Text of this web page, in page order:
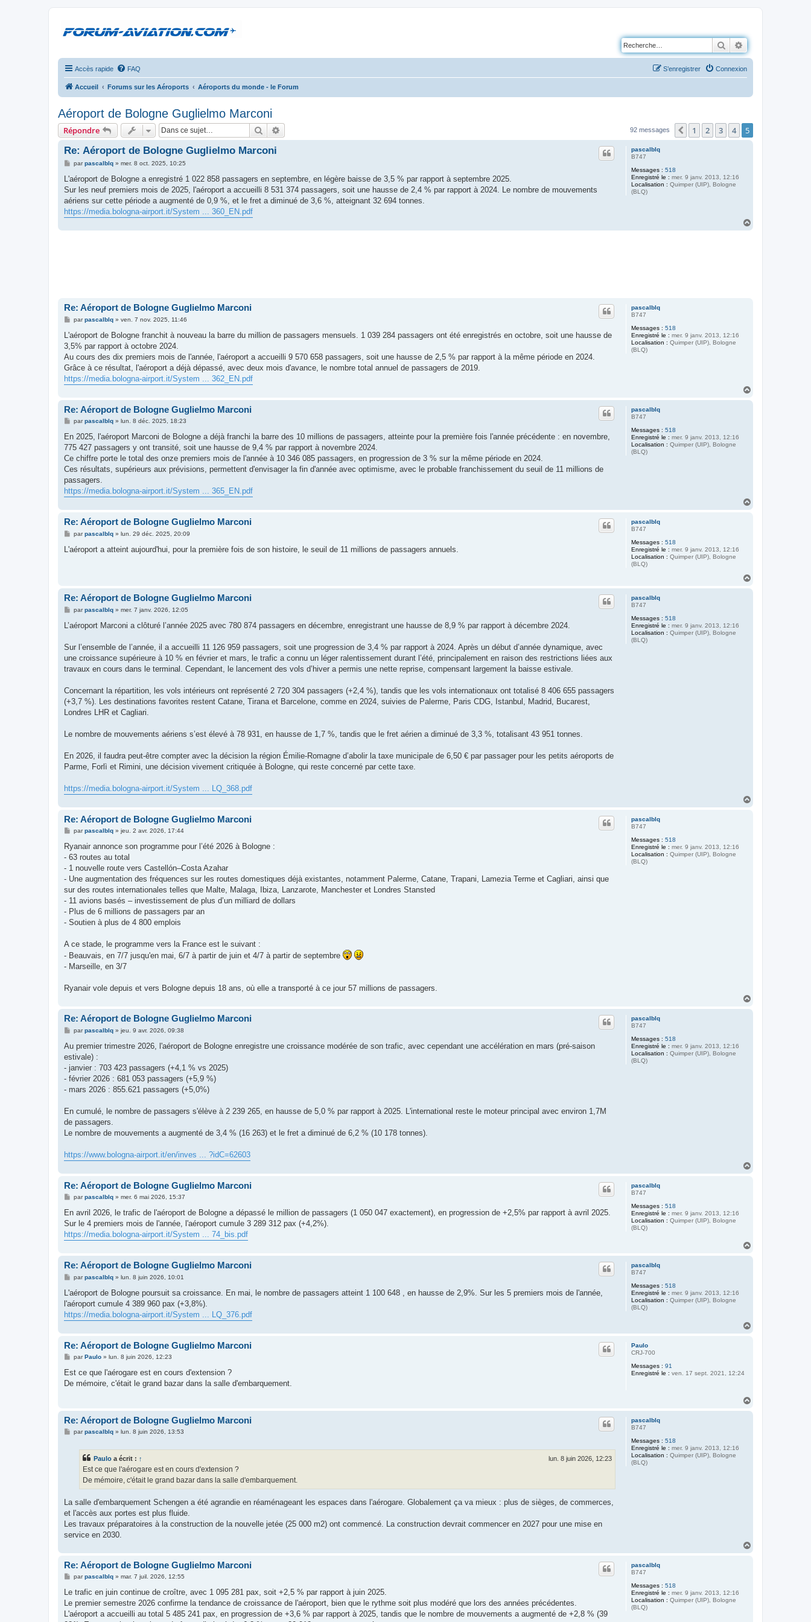
Rechercher
Accès rapide FAQ Connexion
S’enregistrer
Accueil Forums sur les Aéroports Aéroports du monde - le Forum
Aéroport de Bologne Guglielmo Marconi
Répondre Rechercher 92 messages Précédente
1 2 3 4 5
pascalblq
B747
Messages : 518
Enregistré le : mer. 9 janv. 2013, 12:16
Localisation : Quimper (UIP), Bologne
(BLQ)
Re: Aéroport de Bologne Guglielmo Marconi
M
s
a
g
parpascalblq» mer. 8 oct. 2025, 10:25
L'aéroport de Bologne a enregistré 1 022 858 passagers en septembre, en légère baisse de 3,5 % par rapport à septembre 2025.
Sur les neuf premiers mois de 2025, l'aéroport a accueilli 8 531 374 passagers, soit une hausse de 2,4 % par rapport à 2024. Le nombre de mouvements
aériens sur cette période a augmenté de 0,9 %, et le fret a diminué de 3,6 %, atteignant 32 694 tonnes.
https://media.bologna-airport.it/System ... 360_EN.pdf
pascalblq
B747
Messages : 518
Enregistré le : mer. 9 janv. 2013, 12:16
Localisation : Quimper (UIP), Bologne
(BLQ)
Re: Aéroport de Bologne Guglielmo Marconi
M
s
a
g
parpascalblq» ven. 7 nov. 2025, 11:46
L'aéroport de Bologne franchit à nouveau la barre du million de passagers mensuels. 1 039 284 passagers ont été enregistrés en octobre, soit une hausse de
3,5% par rapport à octobre 2024.
Au cours des dix premiers mois de l'année, l'aéroport a accueilli 9 570 658 passagers, soit une hausse de 2,5 % par rapport à la même période en 2024.
Grâce à ce résultat, l'aéroport a déjà dépassé, avec deux mois d'avance, le nombre total annuel de passagers de 2019.
https://media.bologna-airport.it/System ... 362_EN.pdf
pascalblq
B747
Messages : 518
Enregistré le : mer. 9 janv. 2013, 12:16
Localisation : Quimper (UIP), Bologne
(BLQ)
Re: Aéroport de Bologne Guglielmo Marconi
M
s
a
g
parpascalblq» lun. 8 déc. 2025, 18:23
En 2025, l'aéroport Marconi de Bologne a déjà franchi la barre des 10 millions de passagers, atteinte pour la première fois l'année précédente : en novembre,
775 427 passagers y ont transité, soit une hausse de 9,4 % par rapport à novembre 2024.
Ce chiffre porte le total des onze premiers mois de l'année à 10 346 085 passagers, en progression de 3 % sur la même période en 2024.
Ces résultats, supérieurs aux prévisions, permettent d'envisager la fin d'année avec optimisme, avec le probable franchissement du seuil de 11 millions de
passagers.
https://media.bologna-airport.it/System ... 365_EN.pdf
pascalblq
B747
Messages : 518
Enregistré le : mer. 9 janv. 2013, 12:16
Localisation : Quimper (UIP), Bologne
(BLQ)
Re: Aéroport de Bologne Guglielmo Marconi
M
s
parpascalblq» lun. 29 déc. 2025, 20:09
L'aéroport a atteint aujourd'hui, pour la première fois de son histoire, le seuil de 11 millions de passagers annuels.
pascalblq
B747
Messages : 518
Enregistré le : mer. 9 janv. 2013, 12:16
Localisation : Quimper (UIP), Bologne
(BLQ)
Re: Aéroport de Bologne Guglielmo Marconi
M
s
g
parpascalblq» mer. 7 janv. 2026, 12:05
L’aéroport Marconi a clôturé l’année 2025 avec 780 874 passagers en décembre, enregistrant une hausse de 8,9 % par rapport à décembre 2024.
Sur l’ensemble de l’année, il a accueilli 11 126 959 passagers, soit une progression de 3,4 % par rapport à 2024. Après un début d’année dynamique, avec
une croissance supérieure à 10 % en février et mars, le trafic a connu un léger ralentissement durant l’été, principalement en raison des restrictions liées aux
travaux en cours dans le terminal. Cependant, le lancement des vols d’hiver a permis une nette reprise, compensant largement la baisse estivale.
Concernant la répartition, les vols intérieurs ont représenté 2 720 304 passagers (+2,4 %), tandis que les vols internationaux ont totalisé 8 406 655 passagers
(+3,7 %). Les destinations favorites restent Catane, Tirana et Barcelone, comme en 2024, suivies de Palerme, Paris CDG, Istanbul, Madrid, Bucarest,
Londres LHR et Cagliari.
Le nombre de mouvements aériens s’est élevé à 78 931, en hausse de 1,7 %, tandis que le fret aérien a diminué de 3,3 %, totalisant 43 951 tonnes.
En 2026, il faudra peut-être compter avec la décision la région Émilie-Romagne d’abolir la taxe municipale de 6,50 € par passager pour les petits aéroports de
Parme, Forlì et Rimini, une décision vivement critiquée à Bologne, qui reste concerné par cette taxe.
https://media.bologna-airport.it/System ... LQ_368.pdf
pascalblq
B747
Messages : 518
Enregistré le : mer. 9 janv. 2013, 12:16
Localisation : Quimper (UIP), Bologne
(BLQ)
Re: Aéroport de Bologne Guglielmo Marconi
M
s
s
a
g
parpascalblq» jeu. 2 avr. 2026, 17:44
Ryanair annonce son programme pour l’été 2026 à Bologne :
- 63 routes au total
- 1 nouvelle route vers Castellón–Costa Azahar
- Une augmentation des fréquences sur les routes domestiques déjà existantes, notamment Palerme, Catane, Trapani, Lamezia Terme et Cagliari, ainsi que
sur des routes internationales telles que Malte, Malaga, Ibiza, Lanzarote, Manchester et Londres Stansted
- 11 avions basés – investissement de plus d’un milliard de dollars
- Plus de 6 millions de passagers par an
- Soutien à plus de 4 800 emplois
A ce stade, le programme vers la France est le suivant :
- Beauvais, en 7/7 jusqu'en mai, 6/7 à partir de juin et 4/7 à partir de septembre
- Marseille, en 3/7
Ryanair vole depuis et vers Bologne depuis 18 ans, où elle a transporté à ce jour 57 millions de passagers.
pascalblq
B747
Messages : 518
Enregistré le : mer. 9 janv. 2013, 12:16
Localisation : Quimper (UIP), Bologne
(BLQ)
Re: Aéroport de Bologne Guglielmo Marconi
M
s
a
g
parpascalblq» jeu. 9 avr. 2026, 09:38
Au premier trimestre 2026, l'aéroport de Bologne enregistre une croissance modérée de son trafic, avec cependant une accélération en mars (pré-saison
estivale) :
- janvier : 703 423 passagers (+4,1 % vs 2025)
- février 2026 : 681 053 passagers (+5,9 %)
- mars 2026 : 855.621 passagers (+5,0%)
En cumulé, le nombre de passagers s'élève à 2 239 265, en hausse de 5,0 % par rapport à 2025. L'international reste le moteur principal avec environ 1,7M
de passagers.
Le nombre de mouvements a augmenté de 3,4 % (16 263) et le fret a diminué de 6,2 % (10 178 tonnes).
https://www.bologna-airport.it/en/inves ... ?idC=62603
pascalblq
B747
Messages : 518
Enregistré le : mer. 9 janv. 2013, 12:16
Localisation : Quimper (UIP), Bologne
(BLQ)
Re: Aéroport de Bologne Guglielmo Marconi
M
s
a
g
e
parpascalblq» mer. 6 mai 2026, 15:37
En avril 2026, le trafic de l'aéroport de Bologne a dépassé le million de passagers (1 050 047 exactement), en progression de +2,5% par rapport à avril 2025.
Sur le 4 premiers mois de l'année, l'aéroport cumule 3 289 312 pax (+4,2%).
https://media.bologna-airport.it/System ... 74_bis.pdf
pascalblq
B747
Messages : 518
Enregistré le : mer. 9 janv. 2013, 12:16
Localisation : Quimper (UIP), Bologne
(BLQ)
Re: Aéroport de Bologne Guglielmo Marconi
M
s
a
g
e
parpascalblq» lun. 8 juin 2026, 10:01
L'aéroport de Bologne poursuit sa croissance. En mai, le nombre de passagers atteint 1 100 648 , en hausse de 2,9%. Sur les 5 premiers mois de l'année,
l'aéroport cumule 4 389 960 pax (+3,8%).
https://media.bologna-airport.it/System ... LQ_376.pdf
Paulo
CRJ-700
Messages : 91
Enregistré le : ven. 17 sept. 2021, 12:24
Re: Aéroport de Bologne Guglielmo Marconi
M
s
a
parPaulo» lun. 8 juin 2026, 12:23
Est ce que l'aérogare est en cours d'extension ?
De mémoire, c'était le grand bazar dans la salle d'embarquement.
pascalblq
B747
Messages : 518
Enregistré le : mer. 9 janv. 2013, 12:16
Localisation : Quimper (UIP), Bologne
(BLQ)
Re: Aéroport de Bologne Guglielmo Marconi
Mparpascalblq» lun. 8 juin 2026, 13:53
Paulo a écrit : ↑ lun. 8 juin 2026, 12:23
Est ce que l'aérogare est en cours d'extension ?
De mémoire, c'était le grand bazar dans la salle d'embarquement.
La salle d'embarquement Schengen a été agrandie en réaménageant les espaces dans l'aérogare. Globalement ça va mieux : plus de sièges, de commerces,
et l'accès aux portes est plus fluide.
Les travaux préparatoires à la construction de la nouvelle jetée (25 000 m2) ont commencé. La construction devrait commencer en 2027 pour une mise en
service en 2030.
pascalblq
B747
Messages : 518
Enregistré le : mer. 9 janv. 2013, 12:16
Localisation : Quimper (UIP), Bologne
(BLQ)
Re: Aéroport de Bologne Guglielmo Marconi
M
s
a
g
parpascalblq» mar. 7 juil. 2026, 12:55
Le trafic en juin continue de croître, avec 1 095 281 pax, soit +2,5 % par rapport à juin 2025.
Le premier semestre 2026 confirme la tendance de croissance de l'aéroport, bien que le rythme soit plus modéré que lors des années précédentes.
L'aéroport a accueilli au total 5 485 241 pax, en progression de +3,6 % par rapport à 2025, tandis que le nombre de mouvements a augmenté de +2,8 % (39